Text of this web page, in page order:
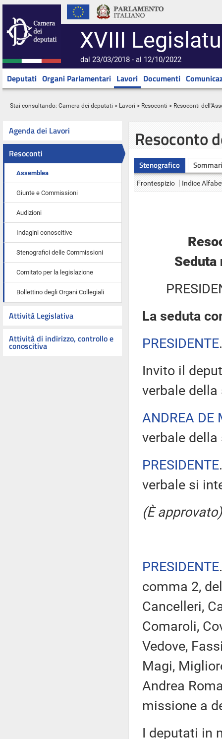
XVIII
dal 23/03/2018 - al 12/10/2022
Deputati Organi Parlamentari Lavori Documenti
Stai consultando: Camera dei deputati > Lavori > Resoconti > Resoconti
Agenda dei Lavori
Resoconti
Assemblea
Giunte e Commissioni
Audizioni
Indagini conoscitive
Stenografici delle Commissioni
Comitato per la legislazione
Bollettino degli Organi Collegiali
Attività Legislativa
Attività di indirizzo, controllo e
conoscitiva
Resoconto
Stenografico
Frontespizio Indice
La seduta
PRESIDENTE
Invito il
verbale della
ANDREA DE
verbale
PRESIDENTE
verbale si
(È approvato)
PRESIDENTE
comma 2,
Cancelleri,
Comaroli,
Vedove,
Magi,
Andrea
missione a
I deputati in